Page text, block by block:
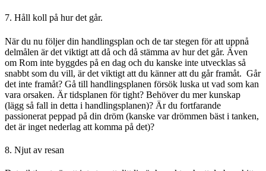
7. Håll koll på hur det går.
När du nu följer din handlingsplan och de tar stegen för att uppnå
delmålen är det viktigt att då och då stämma av hur det går. Även
om Rom inte byggdes på en dag och du kanske inte utvecklas så
snabbt som du vill, är det viktigt att du känner att du går framåt. Går
det inte framåt? Gå till handlingsplanen försök luska ut vad som kan
vara orsaken. Är tidsplanen för tight? Behöver du mer kunskap
(lägg så fall in detta i handlingsplanen)? Är du fortfarande
passionerat peppad på din dröm (kanske var drömmen bäst i tanken,
det är inget nederlag att komma på det)?
8. Njut av resan